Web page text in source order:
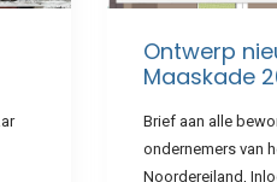
Ontwerp
Maaskade
Brief aan alle
ondernemers van
Noordereiland,